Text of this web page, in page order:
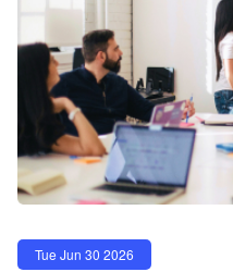
Tue Jun 30 2026